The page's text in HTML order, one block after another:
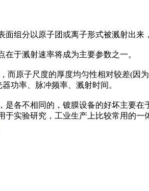
组分以原子团或离子形式被溅射出来
于溅射速率将成为主要参数之一。
而原子尺度的厚度均匀性相对较差(
功率、脉冲频率、溅射时间。
各不相同的，镀膜设备的好坏主要
实验研究，工业生产上比较常用的一